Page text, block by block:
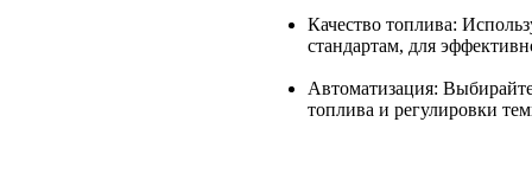
Качество топлива:
стандартам, для
Автоматизация:
топлива и регулировки